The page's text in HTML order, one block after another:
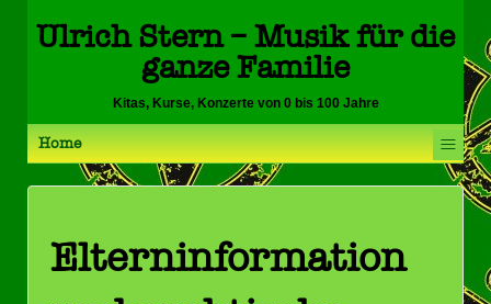
Ulrich Stern – Musik für die
ganze Familie
Kitas, Kurse, Konzerte von 0 bis 100 Jahre
Home ≡
Elterninformation